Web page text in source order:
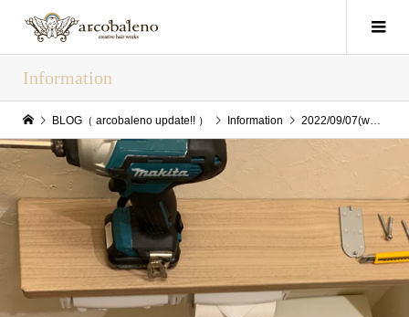
Information
BLOG（ arcobaleno update!! ） Information 2022/09/07(wed) arcoblaeno update!!